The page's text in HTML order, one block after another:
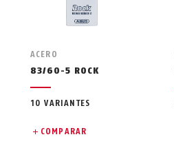
ACERO
83/60-5 ROCK
10 VARIANTES
COMPARAR